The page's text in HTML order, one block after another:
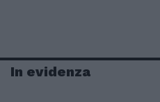
In evidenza